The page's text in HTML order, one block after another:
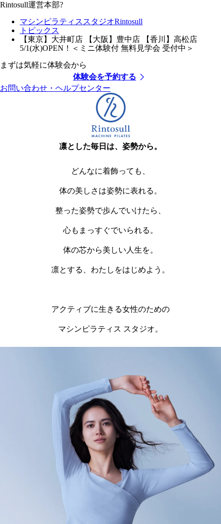
Rintosull運営本部?
マシンピラティススタジオRintosull
トピックス
【東京】大井町店 【大阪】豊中店 【香川】高松店
5/1(水)OPEN！＜ミニ体験付 無料見学会 受付中＞
まずは気軽に体験会から
体験会を予約する
お問い合わせ・ヘルプセンター
凛とした毎日は、姿勢から。
どんなに着飾っても、
体の美しさは姿勢に表れる。
整った姿勢で歩んでいけたら、
心もまっすぐでいられる。
体の芯から美しい人生を。
凛とする、わたしをはじめよう。
アクティブに生きる女性のための
マシンピラティス スタジオ。